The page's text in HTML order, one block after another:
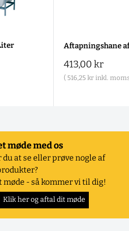
Aftapningshane
Salgspris
413,00 kr
( 516,25 krinkl.
møde med os
du at se eller prøve nogle af
møde - så kommer vi til dig!
Klik her og aftal dit møde